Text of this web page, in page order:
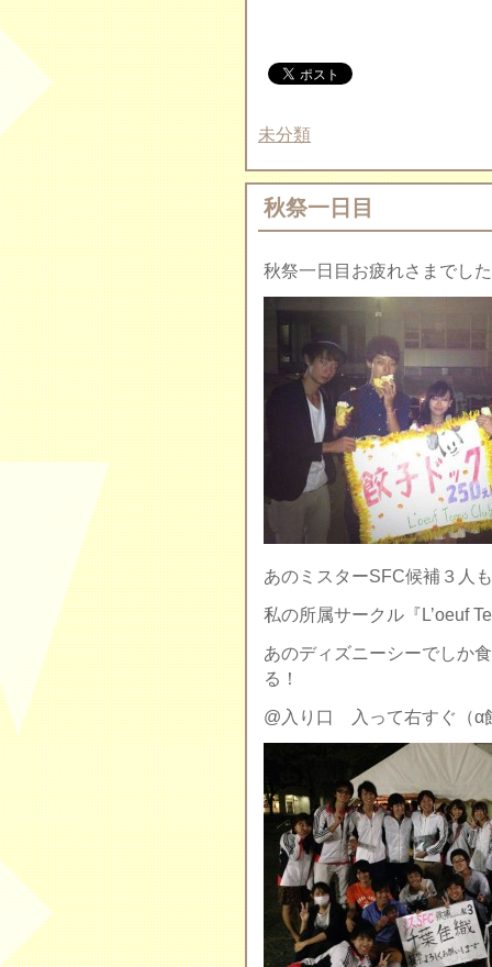
未分類
秋祭一日目
秋祭一日目お疲れさまでし
あのミスターSFC候補３人
私の所属サークル『L’oeuf
あのディズニーシーでしか
る！
@入り口 入って右すぐ（α